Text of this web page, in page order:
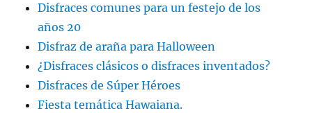
Disfraces comunes para un festejo de los
años 20
Disfraz de araña para Halloween
¿Disfraces clásicos o disfraces inventados?
Disfraces de Súper Héroes
Fiesta temática Hawaiana.